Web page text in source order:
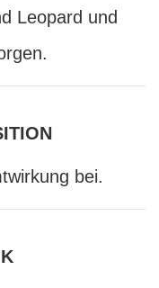
Leopard und
bei.